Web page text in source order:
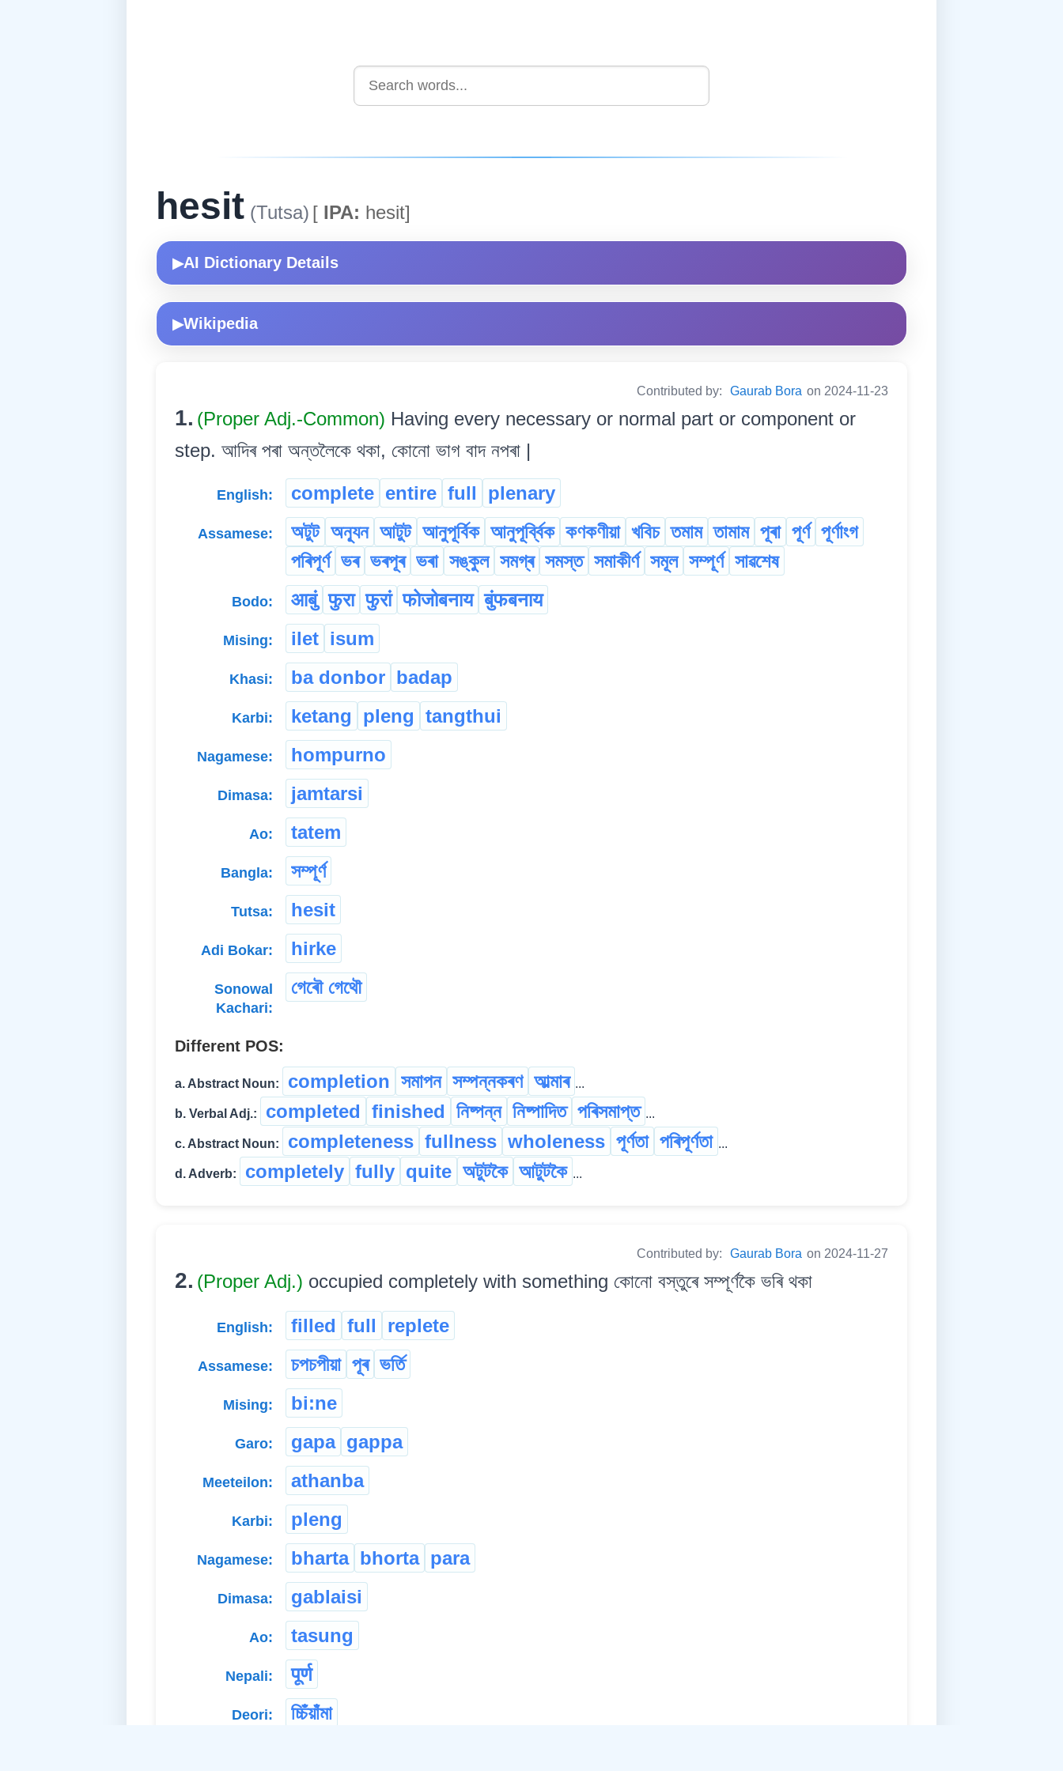
hesit (Tutsa) [ IPA: hesit]
▶AI Dictionary Details
▶Wikipedia
Contributed by: Gaurab Bora on 2024-11-23
1. (Proper Adj.-Common) Having every necessary or normal part or component or
step. আদিৰ পৰা অন্তলৈকে থকা, কোনো ভাগ বাদ নপৰা |
English: complete entire full plenary
Assamese: অটুট অন্যূন আটুট আনুপূৰ্বিক আনুপূৰ্ব্বিক কণকণীয়া খবিচ তমাম তামাম পূৰা পূৰ্ণ পূৰ্ণাংগ
পৰিপূৰ্ণ ভৰ ভৰপূৰ ভৰা সঙ্কুল সমগ্ৰ সমস্ত সমাকীৰ্ণ সমূল সম্পূৰ্ণ সাৱশেষ
Bodo: आबुं फुरा फुरां फोजोबनाय बुंफबनाय
Mising: ilet isum
Khasi: ba donbor badap
Karbi: ketang pleng tangthui
Nagamese: hompurno
Dimasa: jamtarsi
Ao: tatem
Bangla: সম্পূৰ্ণ
Tutsa: hesit
Adi Bokar: hirke
Sonowal
Kachari:
গেৰৌ গেথৌ
Different POS:
a. Abstract Noun: completion সমাপন সম্পন্নকৰণ আল্‍মাৰ ...
b. Verbal Adj.: completed finished নিষ্পন্ন নিষ্পাদিত পৰিসমাপ্ত ...
c. Abstract Noun: completeness fullness wholeness পূৰ্ণতা পৰিপূৰ্ণতা ...
d. Adverb: completely fully quite অটুটকৈ আটুটকৈ ...
Contributed by: Gaurab Bora on 2024-11-27
2. (Proper Adj.) occupied completely with something কোনো বস্তুৰে সম্পূৰ্ণকৈ ভৰি থকা
English: filled full replete
Assamese: চপচপীয়া পূৰ ভৰ্তি
Mising: bi:ne
Garo: gapa gappa
Meeteilon: athanba
Karbi: pleng
Nagamese: bharta bhorta para
Dimasa: gablaisi
Ao: tasung
Nepali: पूर्ण
Deori: চ্চিঁয়াঁমা